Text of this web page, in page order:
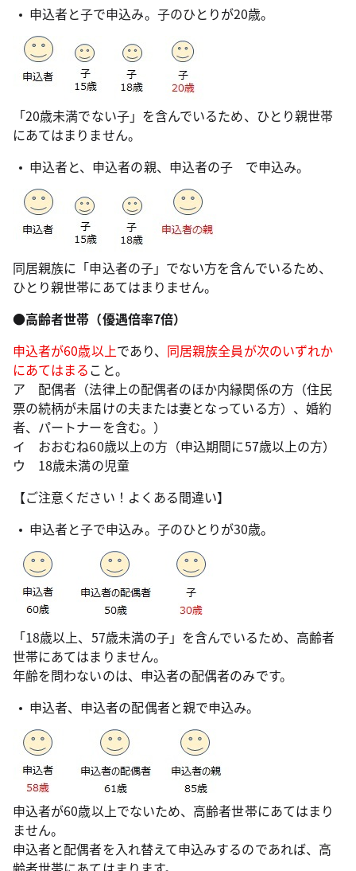
申込者と子で申込み。子のひとりが20歳。
「20歳未満でない子」を含んでいるため、ひとり親世帯
にあてはまりません。
申込者と、申込者の親、申込者の子 で申込み。
同居親族に「申込者の子」でない方を含んでいるため、
ひとり親世帯にあてはまりません。
●高齢者世帯（優遇倍率7倍）
申込者が60歳以上であり、 同居親族全員が次のいずれか
にあてはまること。
ア 配偶者（法律上の配偶者のほか内縁関係の方（住民
票の続柄が未届けの夫または妻となっている方）、婚約
者、パートナーを含む。）
イ おおむね60歳以上の方（申込期間に57歳以上の方）
ウ 18歳未満の児童
【ご注意ください！よくある間違い】
申込者と子で申込み。子のひとりが30歳。
「18歳以上、57歳未満の子」を含んでいるため、高齢者
世帯にあてはまりません。
年齢を問わないのは、申込者の配偶者のみです。
申込者、申込者の配偶者と親で申込み。
申込者が60歳以上でないため、高齢者世帯にあてはまり
ません。
申込者と配偶者を入れ替えて申込みするのであれば、高